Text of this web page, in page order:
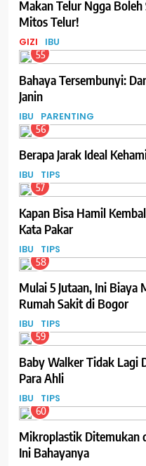
Makan Telur Ngga
Mitos Telur!
GIZI IBU
55
Bahaya Tersembunyi:
Janin
IBU PARENTING
56
Berapa Jarak Ideal
IBU TIPS
57
Kapan Bisa Hamil
Kata Pakar
IBU TIPS
58
Mulai 5 Jutaan, Ini Biaya
Rumah Sakit di Bogor
IBU TIPS
59
Baby Walker Tidak Lagi
Para Ahli
IBU TIPS
60
Mikroplastik Ditemukan
Ini Bahayanya